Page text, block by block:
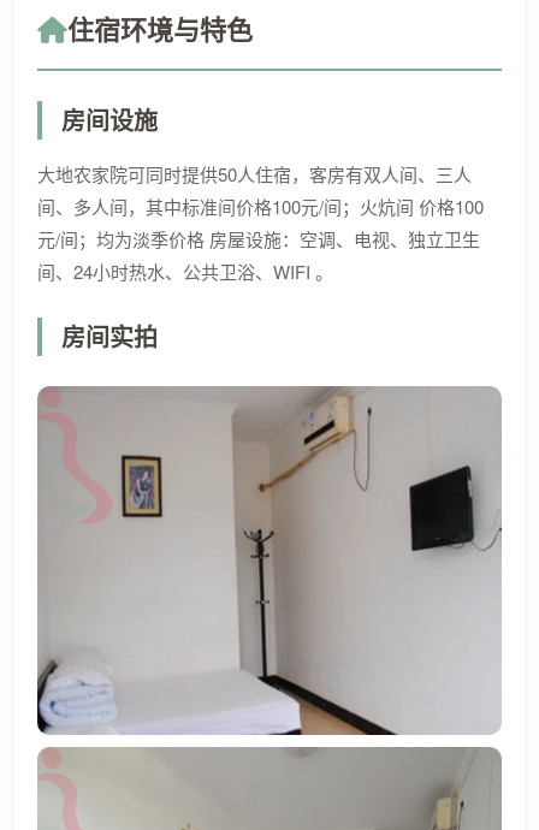
住宿环境与特色
房间设施
大地农家院可同时提供50人住宿，客房有双人间、三人
间、多人间，其中标准间价格100元/间；火炕间 价格100
元/间；均为淡季价格 房屋设施：空调、电视、独立卫生
间、24小时热水、公共卫浴、WIFI 。
房间实拍